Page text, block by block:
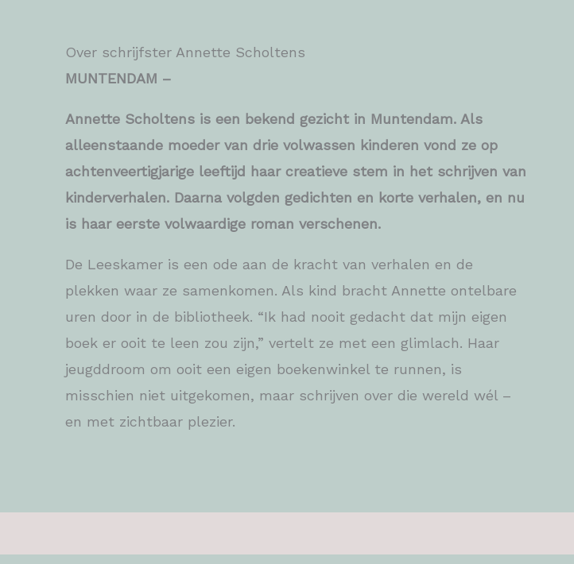
Over schrijfster Annette Scholtens
MUNTENDAM –
Annette Scholtens is een bekend gezicht in Muntendam. Als
alleenstaande moeder van drie volwassen kinderen vond ze op
achtenveertigjarige leeftijd haar creatieve stem in het schrijven van
kinderverhalen. Daarna volgden gedichten en korte verhalen, en nu
is haar eerste volwaardige roman verschenen.
De Leeskamer is een ode aan de kracht van verhalen en de
plekken waar ze samenkomen. Als kind bracht Annette ontelbare
uren door in de bibliotheek. “Ik had nooit gedacht dat mijn eigen
boek er ooit te leen zou zijn,” vertelt ze met een glimlach. Haar
jeugddroom om ooit een eigen boekenwinkel te runnen, is
misschien niet uitgekomen, maar schrijven over die wereld wél –
en met zichtbaar plezier.